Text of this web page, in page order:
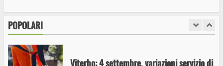
POPOLARI
stupefacenti
Viterbo: 4 settembre, variazioni servizio di